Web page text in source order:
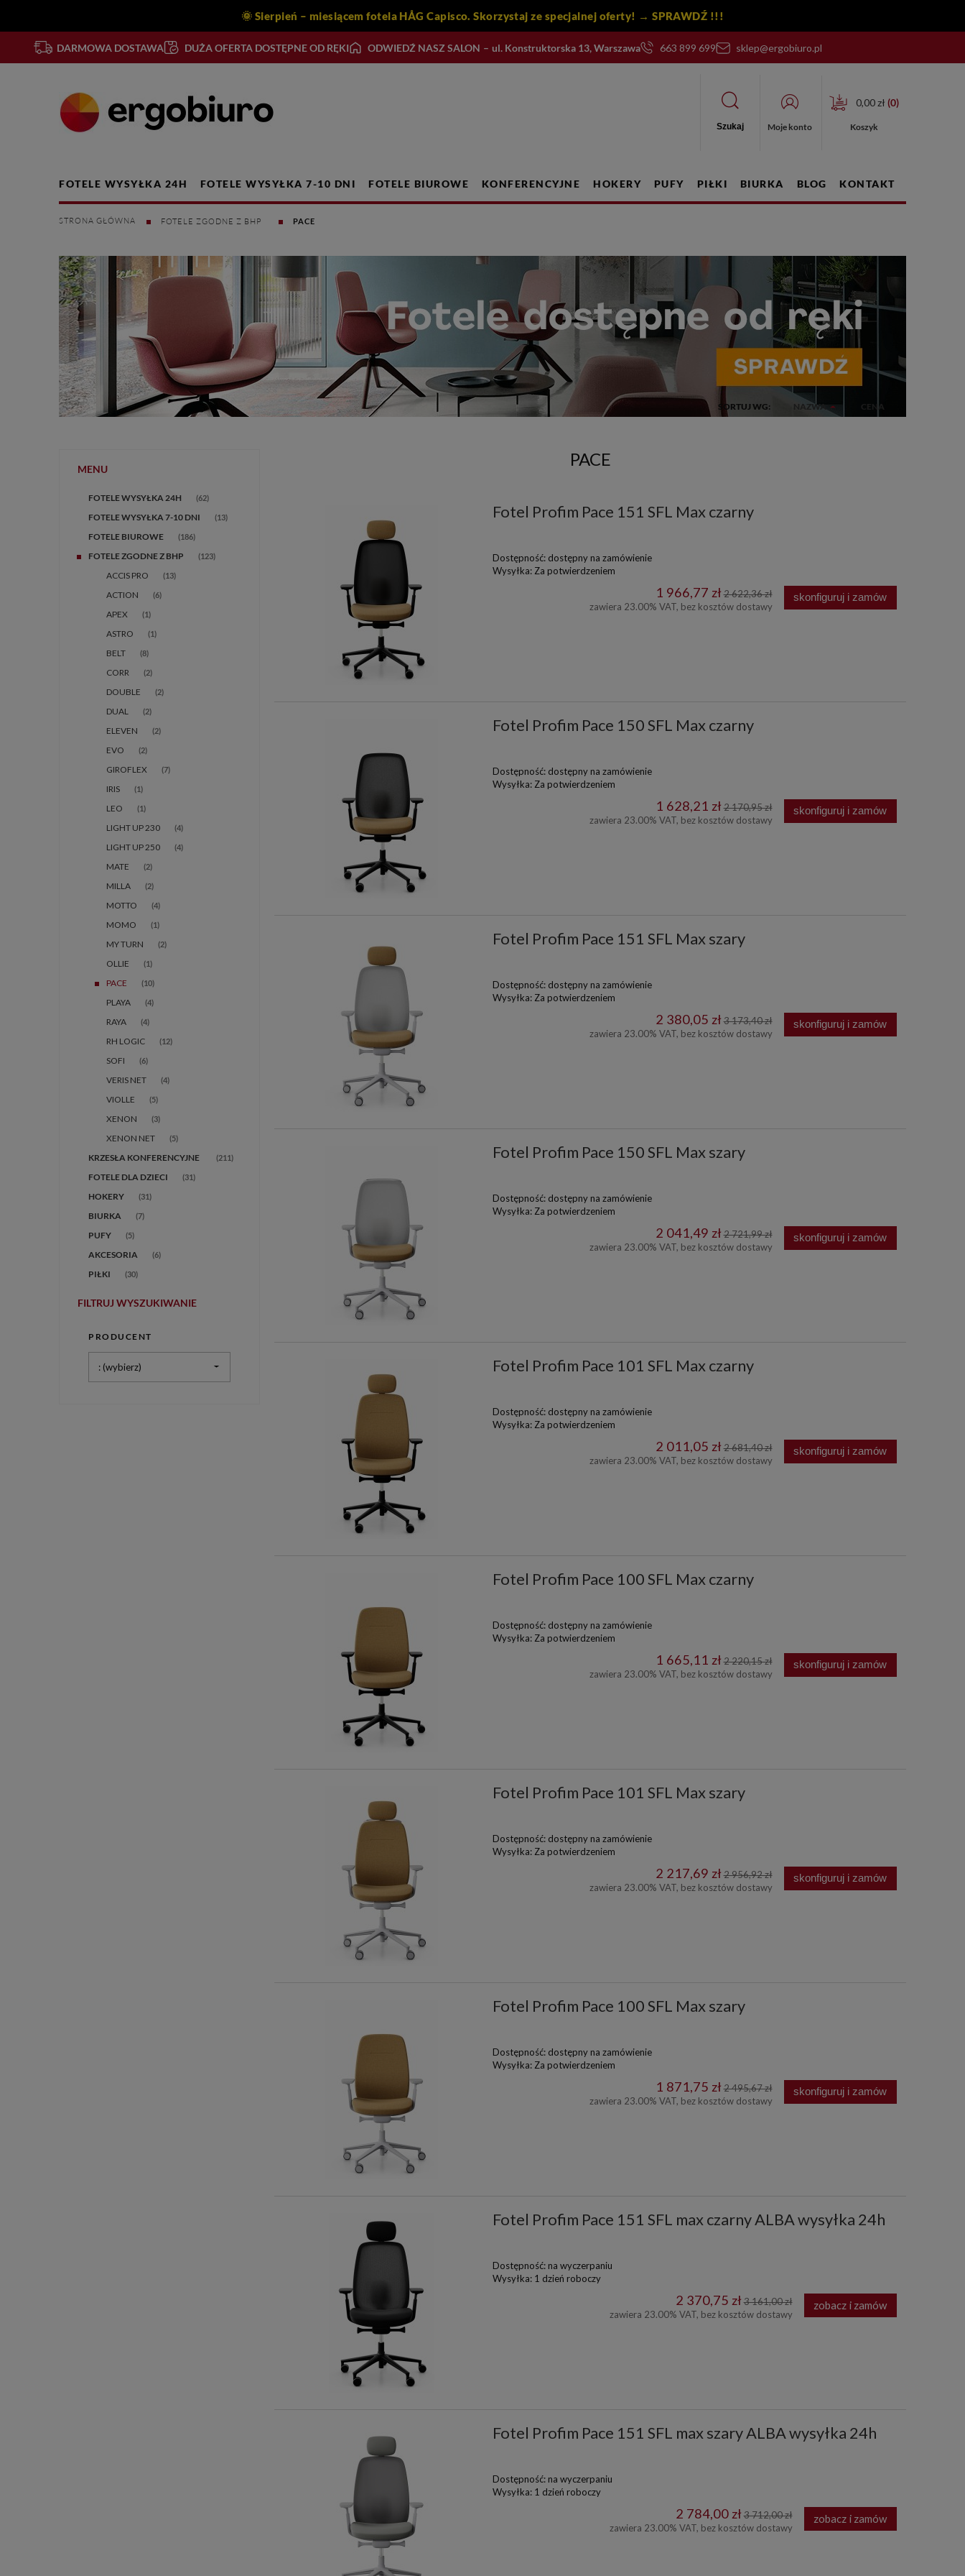
🌞 Sierpień – miesiącem fotela HÅG Capisco. Skorzystaj ze specjalnej oferty! → SPRAWDŹ !!!
DARMOWA DOSTAWA DUŻA OFERTA DOSTĘPNE OD RĘKI ODWIEDŹ NASZ SALON – ul. Konstruktorska 13, Warszawa 663 899 699 sklep@ergobiuro.pl
Szukaj Moje konto
0,00 zł (0)
Koszyk
FOTELE WYSYŁKA 24H FOTELE WYSYŁKA 7-10 DNI FOTELE BIUROWE KONFERENCYJNE HOKERY PUFY PIŁKI BIURKA BLOG KONTAKT
FOTELE ZGODNE Z BHP PACE
MENU
FOTELE WYSYŁKA 24H (62)
FOTELE WYSYŁKA 7-10 DNI (13)
FOTELE BIUROWE (186)
FOTELE ZGODNE Z BHP (123)
ACCIS PRO (13)
ACTION (6)
APEX (1)
ASTRO (1)
BELT (8)
CORR (2)
DOUBLE (2)
DUAL (2)
ELEVEN (2)
EVO (2)
GIROFLEX (7)
IRIS (1)
LEO (1)
LIGHT UP 230 (4)
LIGHT UP 250 (4)
MATE (2)
MILLA (2)
MOTTO (4)
MOMO (1)
MY TURN (2)
OLLIE (1)
PACE (10)
PLAYA (4)
RAYA (4)
RH LOGIC (12)
SOFI (6)
VERIS NET (4)
VIOLLE (5)
XENON (3)
XENON NET (5)
(211)
FOTELE DLA DZIECI (31)
HOKERY (31)
BIURKA (7)
PUFY (5)
AKCESORIA (6)
PIŁKI (30)
FILTRUJ WYSZUKIWANIE
PRODUCENT
: (wybierz)
PACE
SORTUJ WG: NAZWA CENA
Fotel Profim Pace 151 SFL Max czarny
Dostępność: dostępny na zamówienie
Wysyłka: Za potwierdzeniem
1 966,77 zł 2 622,36 zł
zawiera 23.00% VAT, bez kosztów dostawy
skonfiguruj i zamów
Fotel Profim Pace 150 SFL Max czarny
Dostępność: dostępny na zamówienie
Wysyłka: Za potwierdzeniem
1 628,21 zł 2 170,95 zł
zawiera 23.00% VAT, bez kosztów dostawy
skonfiguruj i zamów
Fotel Profim Pace 151 SFL Max szary
Dostępność: dostępny na zamówienie
Wysyłka: Za potwierdzeniem
2 380,05 zł 3 173,40 zł
zawiera 23.00% VAT, bez kosztów dostawy
skonfiguruj i zamów
Fotel Profim Pace 150 SFL Max szary
Dostępność: dostępny na zamówienie
Wysyłka: Za potwierdzeniem
2 041,49 zł 2 721,99 zł
zawiera 23.00% VAT, bez kosztów dostawy
skonfiguruj i zamów
Fotel Profim Pace 101 SFL Max czarny
Dostępność: dostępny na zamówienie
Wysyłka: Za potwierdzeniem
2 011,05 zł 2 681,40 zł
zawiera 23.00% VAT, bez kosztów dostawy
skonfiguruj i zamów
Fotel Profim Pace 100 SFL Max czarny
Dostępność: dostępny na zamówienie
Wysyłka: Za potwierdzeniem
1 665,11 zł 2 220,15 zł
zawiera 23.00% VAT, bez kosztów dostawy
skonfiguruj i zamów
Fotel Profim Pace 101 SFL Max szary
Dostępność: dostępny na zamówienie
Wysyłka: Za potwierdzeniem
2 217,69 zł 2 956,92 zł
zawiera 23.00% VAT, bez kosztów dostawy
skonfiguruj i zamów
Fotel Profim Pace 100 SFL Max szary
Dostępność: dostępny na zamówienie
Wysyłka: Za potwierdzeniem
1 871,75 zł 2 495,67 zł
zawiera 23.00% VAT, bez kosztów dostawy
skonfiguruj i zamów
Fotel Profim Pace 151 SFL max czarny ALBA wysyłka 24h
Dostępność: na wyczerpaniu
Wysyłka: 1 dzień roboczy
2 370,75 zł 3 161,00 zł
zawiera 23.00% VAT, bez kosztów dostawy
zobacz i zamów
Fotel Profim Pace 151 SFL max szary ALBA wysyłka 24h
Dostępność: na wyczerpaniu
Wysyłka: 1 dzień roboczy
2 784,00 zł 3 712,00 zł
zawiera 23.00% VAT, bez kosztów dostawy
zobacz i zamów